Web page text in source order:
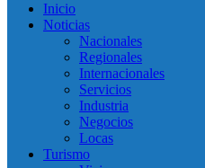
Inicio
Noticias
Nacionales
Regionales
Internacionales
Servicios
Industria
Negocios
Locas
Turismo